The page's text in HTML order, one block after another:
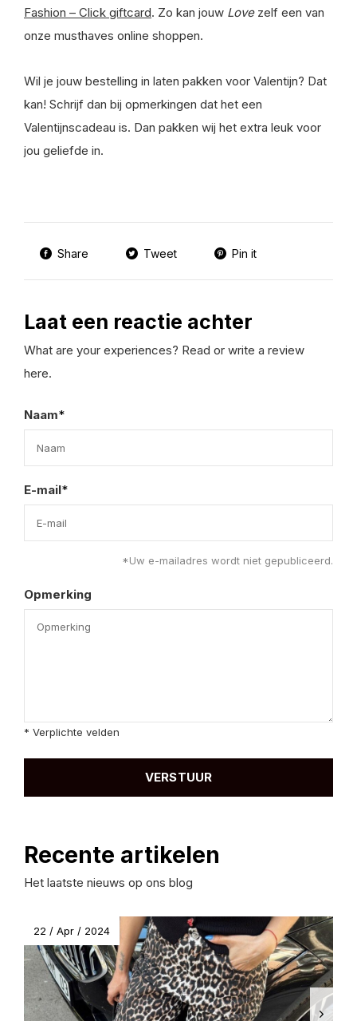
Fashion – Click giftcard. Zo kan jouw Lovezelf een van
onze musthaves online shoppen.
Wil je jouw bestelling in laten pakken voor Valentijn? Dat
kan! Schrijf dan bij opmerkingen dat het een
Valentijnscadeau is. Dan pakken wij het extra leuk voor
jou geliefde in.
Share Tweet Pin it
Laat een reactie achter
What are your experiences? Read or write a review
here.
Naam*
E-mail*
*Uw e-mailadres wordt niet gepubliceerd.
Opmerking
* Verplichte velden
VERSTUUR
Recente artikelen
Het laatste nieuws op ons blog
22 / Apr / 2024